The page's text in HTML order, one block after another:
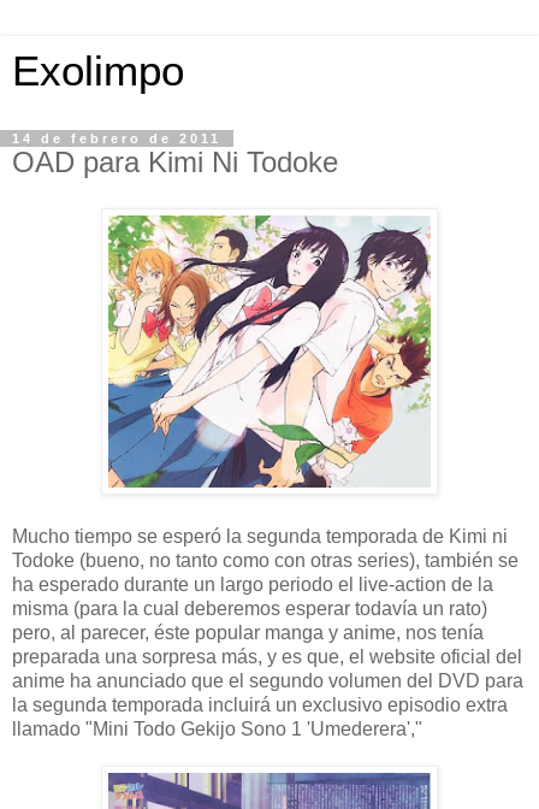
Exolimpo
14 de febrero de 2011
OAD para Kimi Ni Todoke
Mucho tiempo se esperó la segunda temporada de Kimi ni
Todoke (bueno, no tanto como con otras series), también se
ha esperado durante un largo periodo el live-action de la
misma (para la cual deberemos esperar todavía un rato)
pero, al parecer, éste popular manga y anime, nos tenía
preparada una sorpresa más, y es que, el website oficial del
anime ha anunciado que el segundo volumen del DVD para
la segunda temporada incluirá un exclusivo episodio extra
llamado "Mini Todo Gekijo Sono 1 'Umederera',"